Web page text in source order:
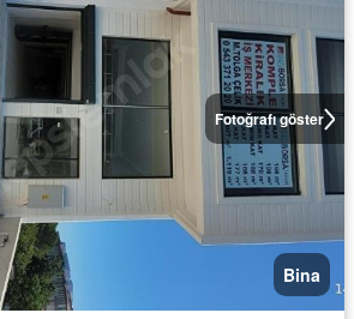
Fotoğrafı göster
Bina